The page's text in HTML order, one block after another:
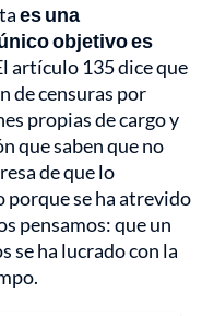
es una
objetivo es
artículo 135 dice que
de censuras por
propias de cargo y
que saben que no
de que lo
se ha atrevido
pensamos: que un
se ha lucrado con la